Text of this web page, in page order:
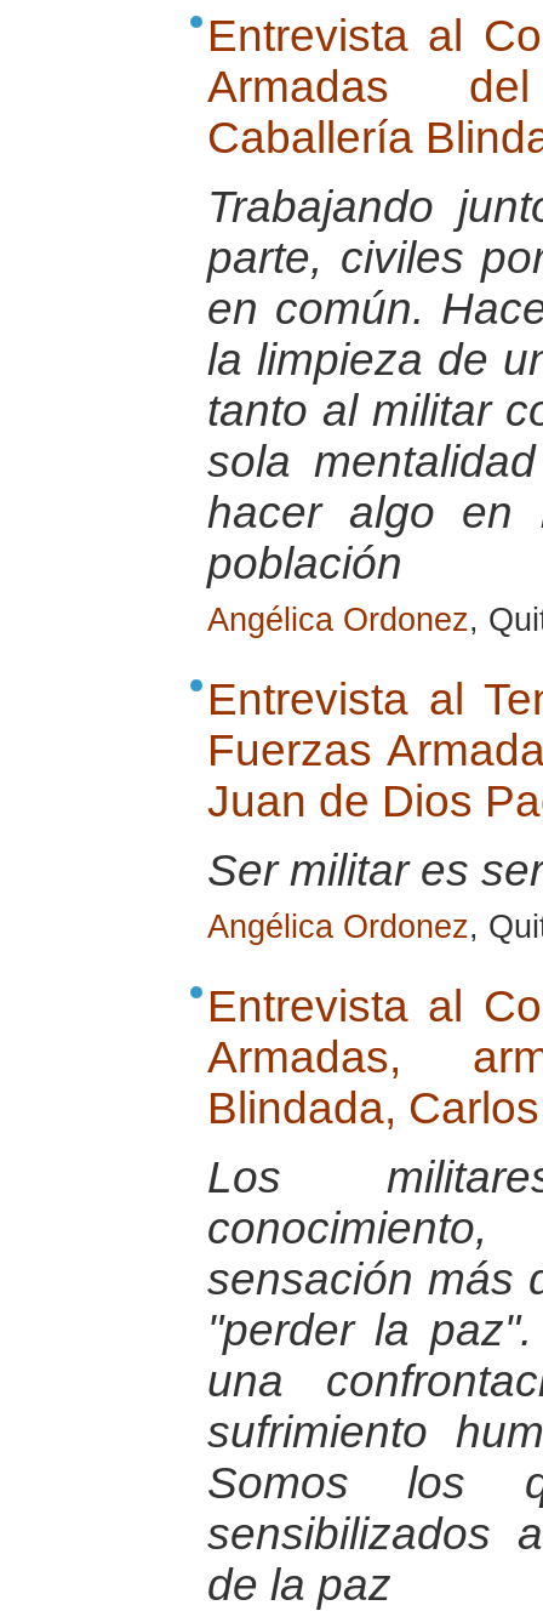
Entrevista al
Armadas
Caballería
Trabajando
parte, civiles
en común.
la limpieza de
tanto al militar
sola
hacer algo en
población
Angélica Ordonez,
Entrevista al
Fuerzas
Juan de Dios
Ser militar es
Angélica Ordonez,
Entrevista al
Armadas,
Blindada,
Los
sensación más
"perder la
una
sufrimiento
Somos los
sensibilizados
de la paz